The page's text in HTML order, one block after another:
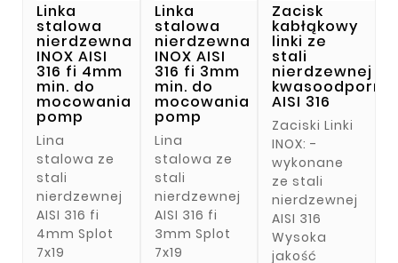
Linka
stalowa
nierdzewna
INOX AISI
316 fi 4mm
min. do
mocowania
pomp
Lina
stalowa ze
stali
nierdzewnej
AISI 316 fi
4mm Splot
7x19
Linka
stalowa
nierdzewna
INOX AISI
316 fi 3mm
min. do
mocowania
pomp
Lina
stalowa ze
stali
nierdzewnej
AISI 316 fi
3mm Splot
7x19
Zacisk
kabłąkowy
linki ze
stali
nierdzewnej
kwasoodpornej
AISI 316
Zaciski Linki
INOX: -
wykonane
ze stali
nierdzewnej
AISI 316
Wysoka
jakość